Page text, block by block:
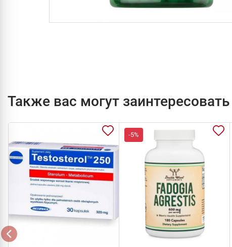
Также вас могут заинтересовать
-5%